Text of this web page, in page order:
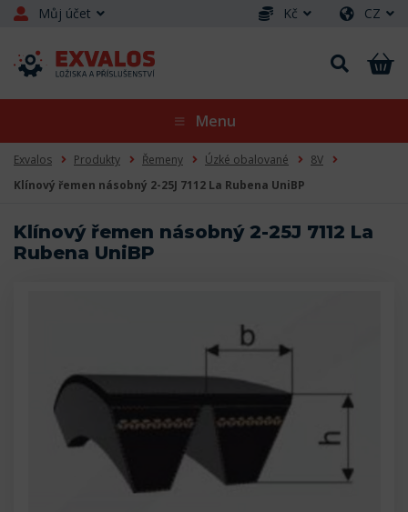
Můj účet Kč CZ
Menu
Exvalos Produkty Řemeny Úzké obalované
8V
Klínový řemen násobný 2-25J 7112 La Rubena UniBP
Klínový řemen násobný 2-25J 7112 La
Rubena UniBP